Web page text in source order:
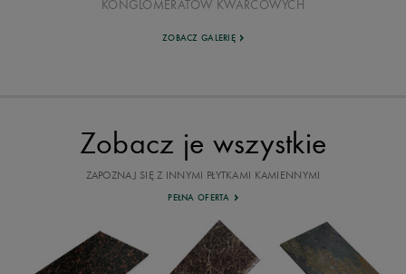
KONGLOMERATÓW KWARCOWYCH
ZOBACZ GALERIĘ
Zobacz je wszystkie
ZAPOZNAJ SIĘ Z INNYMI PŁYTKAMI KAMIENNYMI
PEŁNA OFERTA